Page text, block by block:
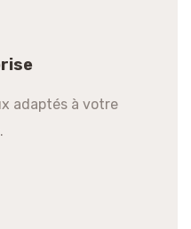
adaptés à votre